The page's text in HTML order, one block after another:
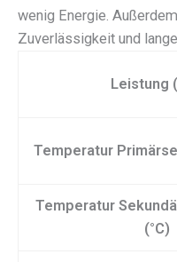
wenig Energie.
Zuverlässigkeit und
Leistung
Temperatur
Temperatur
(°C)